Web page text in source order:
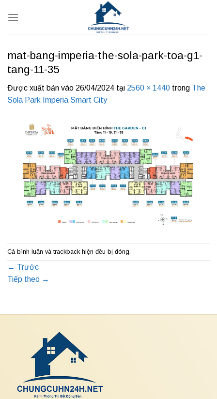
qua
mat-bang-imperia-the-sola-park-toa-g1-
tang-11-35
Được xuất bản vào 26/04/2024 tại 2560 × 1440 trong The
Sola Park Imperia Smart City
Cả bình luận và trackback hiện đều bị đóng.
← Trước
Tiếp theo →